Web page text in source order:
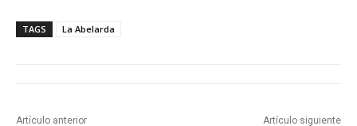
TAGS La Abelarda
Artículo anterior Artículo siguiente